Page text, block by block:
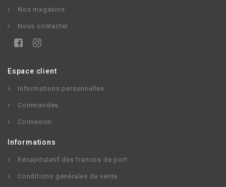
Nos magasins
Nous contacter
Espace client
Informations personnelles
Commandes
Connexion
Informations
Récapitulatif des francos de port
Conditions générales de vente